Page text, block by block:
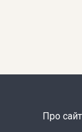
Про сайт